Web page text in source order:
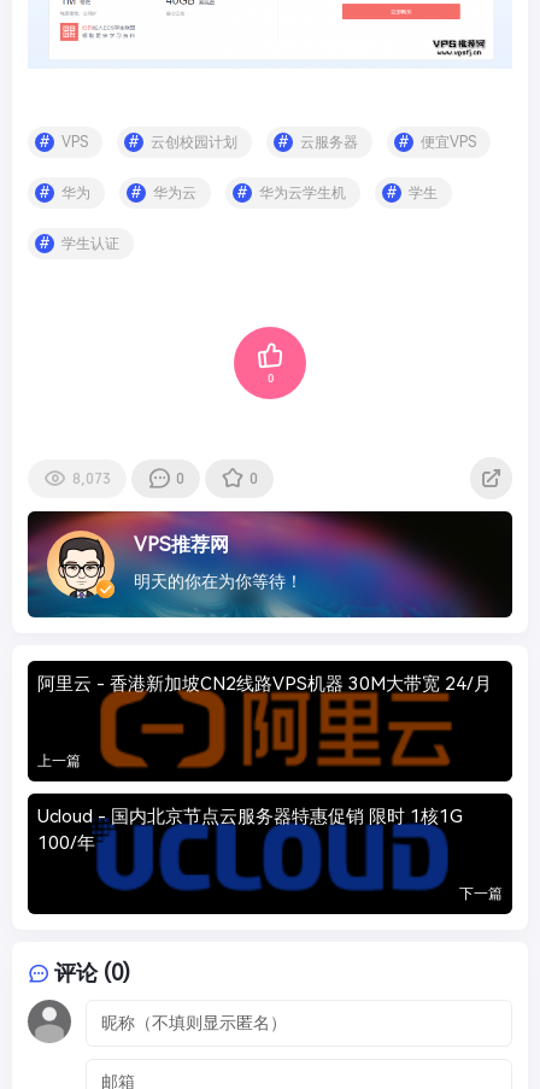
VPS 云创校园计划 云服务器 便宜VPS
华为 华为云 华为云学生机 学生
学生认证
0
8,073 0 0
VPS推荐网
明天的你在为你等待！
阿里云 - 香港新加坡CN2线路VPS机器 30M大带宽 24/月
上一篇
Ucloud - 国内北京节点云服务器特惠促销 限时 1核1G
100/年
下一篇
评论 (0)